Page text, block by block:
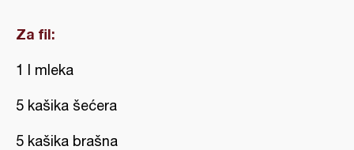
Za fil:
1 l mleka
5 kašika šećera
5 kašika brašna